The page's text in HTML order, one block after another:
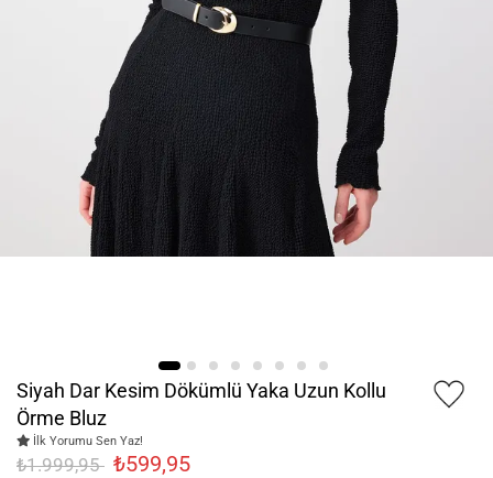
Siyah Dar Kesim Dökümlü Yaka Uzun Kollu
Örme Bluz
İlk Yorumu Sen Yaz!
₺1.999,95 ₺599,95